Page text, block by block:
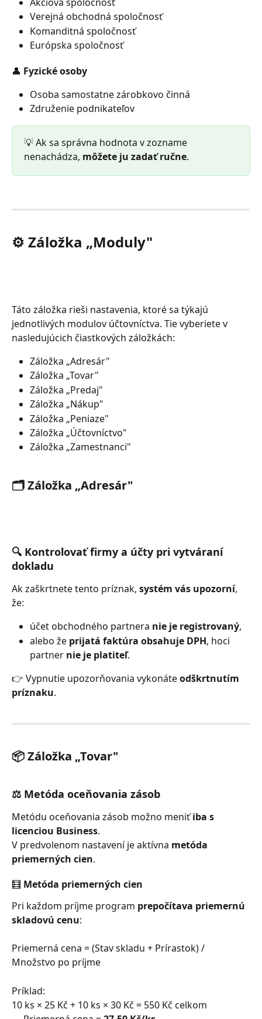
Verejná obchodná spoločnosť
Komanditná spoločnosť
Európska spoločnosť
👤 Fyzické osoby
Osoba samostatne zárobkovo činná
Združenie podnikateľov
💡 Ak sa správna hodnota v zozname
nenachádza, môžete ju zadať ručne.
⚙️ Záložka „Moduly"
Táto záložka rieši nastavenia, ktoré sa týkajú
jednotlivých modulov účtovníctva. Tie vyberiete v
nasledujúcich čiastkových záložkách:
Záložka „Adresár"
Záložka „Tovar"
Záložka „Predaj"
Záložka „Nákup"
Záložka „Peniaze"
Záložka „Účtovníctvo"
Záložka „Zamestnanci"
🗂️ Záložka „Adresár"
🔍 Kontrolovať firmy a účty pri vytváraní
dokladu
Ak zaškrtnete tento príznak, systém vás upozorní,
že:
účet obchodného partnera nie je registrovaný,
alebo že prijatá faktúra obsahuje DPH, hoci
partner nie je platiteľ.
👉 Vypnutie upozorňovania vykonáte odškrtnutím
príznaku.
📦 Záložka „Tovar"
⚖️ Metóda oceňovania zásob
Metódu oceňovania zásob možno meniť iba s
licenciou Business.
V predvolenom nastavení je aktívna metóda
priemerných cien.
🧮 Metóda priemerných cien
Pri každom príjme program prepočítava priemernú
skladovú cenu:
Priemerná cena = (Stav skladu + Prírastok) /
Množstvo po príjme
Príklad:
10 ks × 25 Kč + 10 ks × 30 Kč = 550 Kč celkom